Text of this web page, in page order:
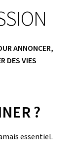
ANNONCER,
DES VIES
?
essentiel.